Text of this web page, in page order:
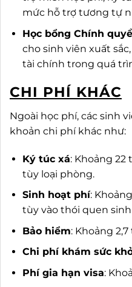
mức hỗ trợ tương tự
Học bổng Chính
cho sinh viên xuất
tài chính trong quá
CHI PHÍ KHÁC
Ngoài học phí, các sinh
khoản chi phí khác như:
Ký túc xá: Khoảng 22
tùy loại phòng.
Sinh hoạt phí:
tùy vào thói quen
Bảo hiểm: Khoảng
Chi phí khám sức
Phí gia hạn visa: